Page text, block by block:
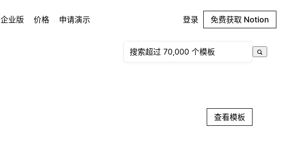
企业版 价格 申请演示 登录 免费获取 Notion
查看模板